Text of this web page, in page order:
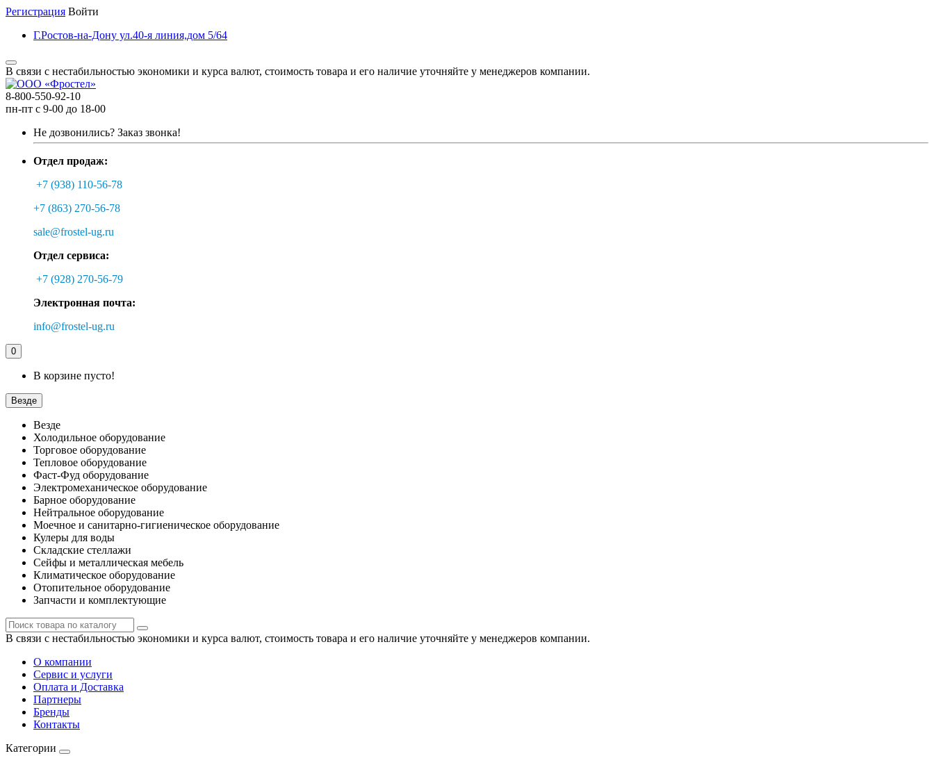
Регистрация Войти
Г.Ростов-на-Дону ул.40-я линия,дом 5/64
В связи с нестабильностью экономики и курса валют, стоимость товара и его наличие уточняйте у менеджеров компании.
8-800-550-92-10
пн-пт с 9-00 до 18-00
Не дозвонились? Заказ звонка!
Отдел продаж:
+7 (938) 110-56-78
+7 (863) 270-56-78
sale@frostel-ug.ru
Отдел сервиса:
+7 (928) 270-56-79
Электронная почта:
info@frostel-ug.ru
0
В корзине пусто!
Везде
Везде
Холодильное оборудование
Торговое оборудование
Тепловое оборудование
Фаст-Фуд оборудование
Электромеханическое оборудование
Барное оборудование
Нейтральное оборудование
Моечное и санитарно-гигиеническое оборудование
Кулеры для воды
Складские стеллажи
Сейфы и металлическая мебель
Климатическое оборудование
Отопительное оборудование
Запчасти и комплектующие
В связи с нестабильностью экономики и курса валют, стоимость товара и его наличие уточняйте у менеджеров компании.
О компании
Сервис и услуги
Оплата и Доставка
Партнеры
Бренды
Контакты
Категории